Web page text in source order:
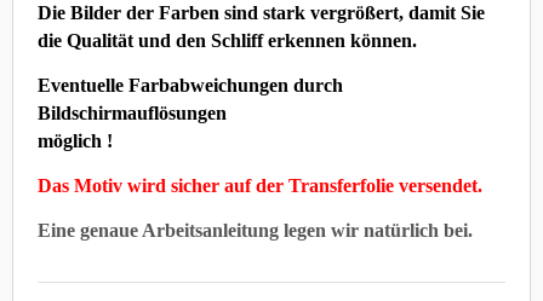
Die Bilder der Farben sind stark vergrößert, damit Sie
die Qualität und den Schliff erkennen können.
Eventuelle Farbabweichungen durch
Bildschirmauflösungen
möglich !
Das Motiv wird sicher auf der Transferfolie versendet.
Eine genaue Arbeitsanleitung legen wir natürlich bei.